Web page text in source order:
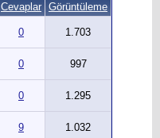
Cevaplar Görüntüleme
0 1.703
0 997
0 1.295
9 1.032